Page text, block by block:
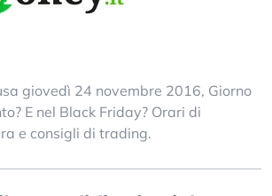
giovedì 24 novembre 2016, Giorno
E nel Black Friday? Orari di
e consigli di trading.